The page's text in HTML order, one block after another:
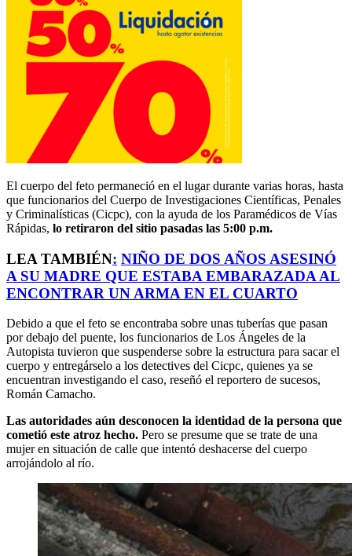
El cuerpo del feto permaneció en el lugar durante varias horas, hasta
que funcionarios del Cuerpo de Investigaciones Científicas, Penales
y Criminalísticas (Cicpc), con la ayuda de los Paramédicos de Vías
Rápidas, lo retiraron del sitio pasadas las 5:00 p.m.
LEA TAMBIÉN: NIÑO DE DOS AÑOS ASESINÓ
A SU MADRE QUE ESTABA EMBARAZADA AL
ENCONTRAR UN ARMA EN EL CUARTO
Debido a que el feto se encontraba sobre unas tuberías que pasan
por debajo del puente, los funcionarios de Los Ángeles de la
Autopista tuvieron que suspenderse sobre la estructura para sacar el
cuerpo y entregárselo a los detectives del Cicpc, quienes ya se
encuentran investigando el caso, reseñó el reportero de sucesos,
Román Camacho.
Las autoridades aún desconocen la identidad de la persona que
cometió este atroz hecho. Pero se presume que se trate de una
mujer en situación de calle que intentó deshacerse del cuerpo
arrojándolo al río.